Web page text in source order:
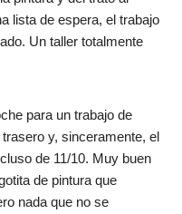
lista de espera, el trabajo
Un taller totalmente
para un trabajo de
y, sinceramente, el
de 11/10. Muy buen
de pintura que
nada que no se